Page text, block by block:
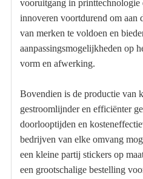
vooruitgang in printtechnologie
innoveren voortdurend om aan
van merken te voldoen en
aanpassingsmogelijkheden op
vorm en afwerking.
Bovendien is de productie van
gestroomlijnder en efficiënter
doorlooptijden en
bedrijven van elke omvang
een ​​kleine partij stickers op
een grootschalige bestelling